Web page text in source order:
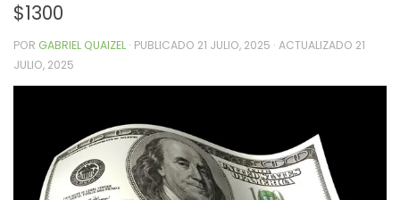
$1300
POR GABRIEL QUAIZEL · PUBLICADO 21 JULIO, 2025 · ACTUALIZADO 21
JULIO, 2025